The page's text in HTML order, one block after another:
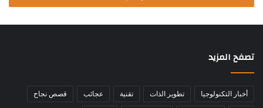
تصفح المزيد
أخبار التكنولوجيا تطوير الذات تقنية عجائب قصص نجاح